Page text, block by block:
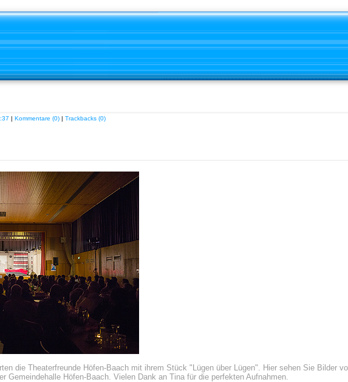
| Kommentare (0) | Trackbacks (0)
die Theaterfreunde Höfen-Baach mit ihrem Stück "Lügen über Lügen". Hier sehen Sie Bilder
Gemeindehalle Höfen-Baach. Vielen Dank an Tina für die perfekten Aufnahmen.